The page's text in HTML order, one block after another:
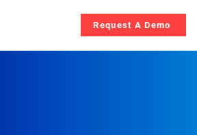
Request A Demo